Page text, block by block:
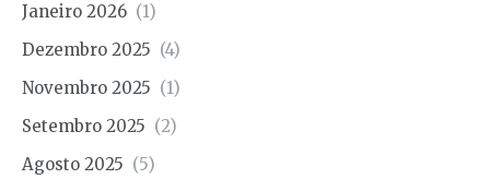
Janeiro 2026 (1)
Dezembro 2025 (4)
Novembro 2025 (1)
Setembro 2025 (2)
Agosto 2025 (5)